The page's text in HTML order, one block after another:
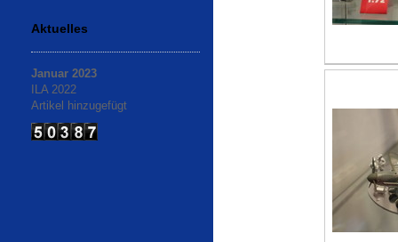
Aktuelles
Januar 2023
ILA 2022
Artikel hinzugefügt